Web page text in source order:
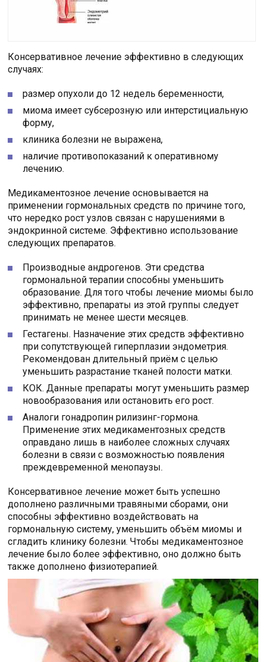
Консервативное лечение эффективно в следующих
случаях:
размер опухоли до 12 недель беременности,
миома имеет субсерозную или интерстициальную
форму,
клиника болезни не выражена,
наличие противопоказаний к оперативному
лечению.
Медикаментозное лечение основывается на
применении гормональных средств по причине того,
что нередко рост узлов связан с нарушениями в
эндокринной системе. Эффективно использование
следующих препаратов.
Производные андрогенов. Эти средства
гормональной терапии способны уменьшить
образование. Для того чтобы лечение миомы было
эффективно, препараты из этой группы следует
принимать не менее шести месяцев.
Гестагены. Назначение этих средств эффективно
при сопутствующей гиперплазии эндометрия.
Рекомендован длительный приём с целью
уменьшить разрастание тканей полости матки.
КОК. Данные препараты могут уменьшить размер
новообразования или остановить его рост.
Аналоги гонадропин рилизинг-гормона.
Применение этих медикаментозных средств
оправдано лишь в наиболее сложных случаях
болезни в связи с возможностью появления
преждевременной менопаузы.
Консервативное лечение может быть успешно
дополнено различными травяными сборами, они
способны эффективно воздействовать на
гормональную систему, уменьшить объём миомы и
сгладить клинику болезни. Чтобы медикаментозное
лечение было более эффективно, оно должно быть
также дополнено физиотерапией.